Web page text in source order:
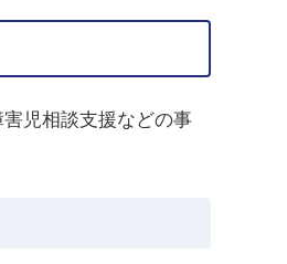
児相談支援などの事